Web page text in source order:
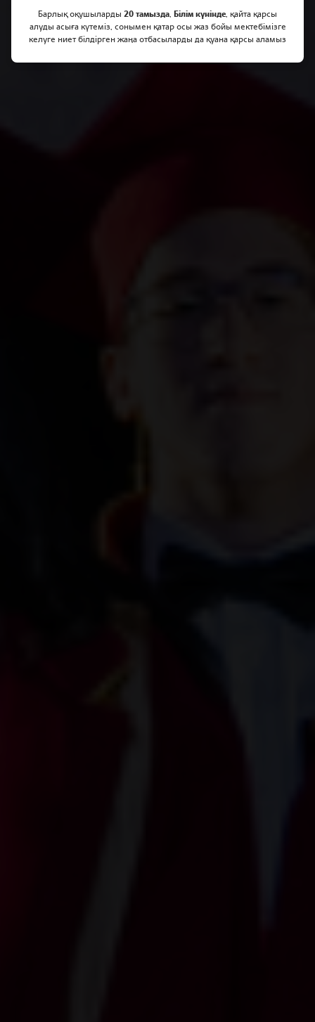
Барлық оқушыларды 20 тамызда, Білім күнінде, қайта қарсы
алуды асыға күтеміз, сонымен қатар осы жаз бойы мектебімізге
келуге ниет білдірген жаңа отбасыларды да қуана қарсы аламыз